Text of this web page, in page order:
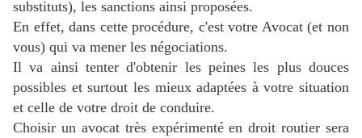
substituts), les sanctions ainsi proposées.
En effet, dans cette procédure, c'est votre Avocat (et non
vous) qui va mener les négociations.
Il va ainsi tenter d'obtenir les peines les plus douces
possibles et surtout les mieux adaptées à votre situation
et celle de votre droit de conduire.
Choisir un avocat très expérimenté en droit routier sera